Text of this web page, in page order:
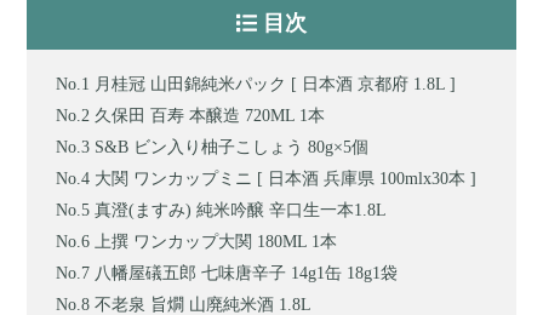
目次
月桂冠 山田錦純米パック [ 日本酒 京都府 1.8L ]
久保田 百寿 本醸造 720ML 1本
S&B ビン入り柚子こしょう 80g×5個
大関 ワンカップミニ [ 日本酒 兵庫県 100mlx30本 ]
真澄(ますみ) 純米吟醸 辛口生一本1.8L
上撰 ワンカップ大関 180ML 1本
八幡屋礒五郎 七味唐辛子 14g1缶 18g1袋
不老泉 旨燗 山廃純米酒 1.8L